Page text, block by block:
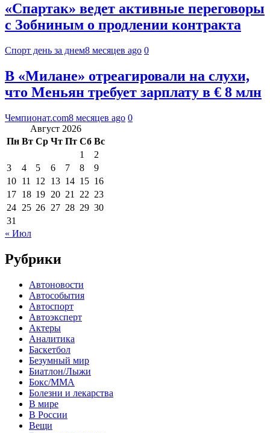
«Спартак» ведет активные переговоры
с Зобниным о продлении контракта
Спорт день за днем8 месяцев ago 0
В «Милане» отреагировали на слухи,
что Меньян требует зарплату в € 8 млн
Чемпионат.com8 месяцев ago 0
Август 2026
Пн Вт Ср Чт Пт Сб Вс
1
2
3
4 5 6 7 8
9
10 11 12 13 14 15 16
17 18 19 20 21 22 23
24 25 26 27 28 29 30
31
« Июл
Рубрики
Автоновости
Автособытия
Автоспорт
Автоэксперт
Актеры
Аналитика
Баскетбол
Безумный мир
Биатлон/Лыжи
Бокс/MMA
Болезни и лекарства
В мире
В России
Вещи